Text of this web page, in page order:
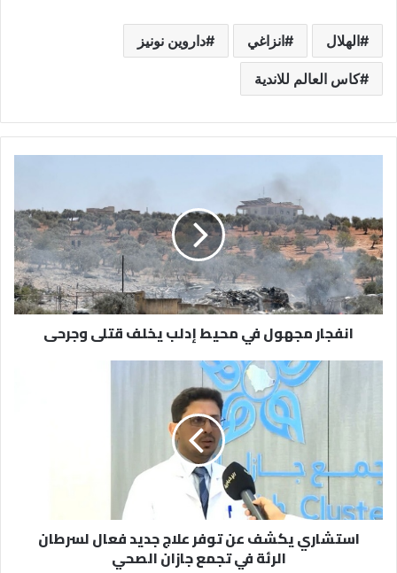
الهلال انزاغي داروين نونيز
كاس العالم للاندية
محيط
إدلب
يخلف
قتلى
وجرحى
انفجار مجهول في محيط إدلب يخلف قتلى وجرحى
جديد
فعال
لسرطان
الرئة
استشاري يكشف عن توفر علاج جديد فعال لسرطان
الرئة في تجمع جازان الصحي